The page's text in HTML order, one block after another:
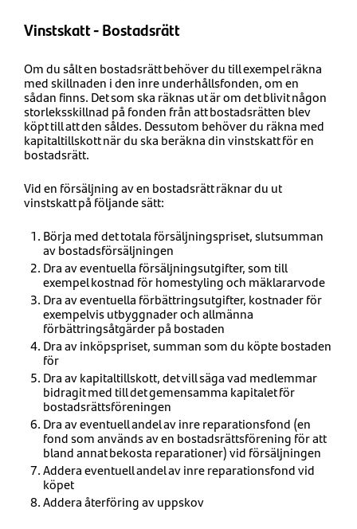
Vinstskatt - Bostadsrätt
Om du sålt en bostadsrätt behöver du till exempel räkna
med skillnaden i den inre underhållsfonden, om en
sådan finns. Det som ska räknas ut är om det blivit någon
storleksskillnad på fonden från att bostadsrätten blev
köpt till att den såldes. Dessutom behöver du räkna med
kapitaltillskott när du ska beräkna din vinstskatt för en
bostadsrätt.
Vid en försäljning av en bostadsrätt räknar du ut
vinstskatt på följande sätt:
Börja med det totala försäljningspriset, slutsumman
av bostadsförsäljningen
Dra av eventuella försäljningsutgifter, som till
exempel kostnad för homestyling och mäklararvode
Dra av eventuella förbättringsutgifter, kostnader för
exempelvis utbyggnader och allmänna
förbättringsåtgärder på bostaden
Dra av inköpspriset, summan som du köpte bostaden
för
Dra av kapitaltillskott, det vill säga vad medlemmar
bidragit med till det gemensamma kapitalet för
bostadsrättsföreningen
Dra av eventuell andel av inre reparationsfond (en
fond som används av en bostadsrättsförening för att
bland annat bekosta reparationer) vid försäljningen
Addera eventuell andel av inre reparationsfond vid
köpet
Addera återföring av uppskov